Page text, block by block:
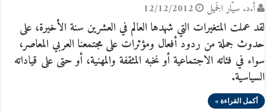
أ.د. سيّار الجَميل 12/12/2012
لقد عملت المتغيرات التي شهدها العالم في العشرين سنة الأخيرة، على
حدوث جملة من ردود أفعال ومؤثرات على مجتمعنا العربي المعاصر،
سواء في فئاته الاجتماعية أو نخبه المثقفة والمهنية، أو حتى على قياداته
السياسية.
أكمل القراءة »